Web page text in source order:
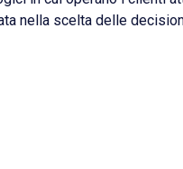
nella scelta delle